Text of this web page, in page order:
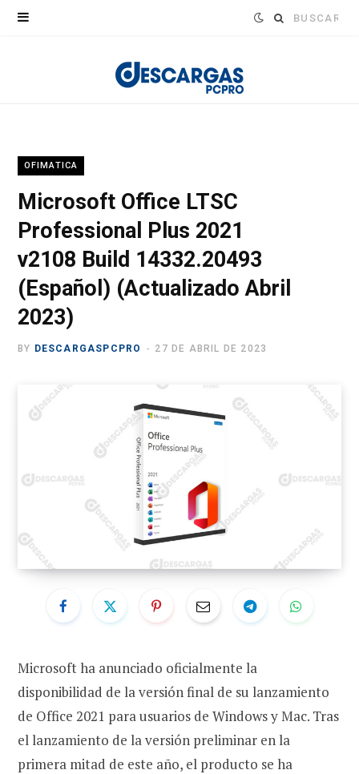
Buscar:
OFIMATICA
Microsoft Office LTSC
Professional Plus 2021
v2108 Build 14332.20493
(Español) (Actualizado Abril
2023)
BY DESCARGASPCPRO 27 DE ABRIL DE 2023
Microsoft ha anunciado oficialmente la
disponibilidad de la versión final de su lanzamiento
de Office 2021 para usuarios de Windows y Mac. Tras
el lanzamiento de la versión preliminar en la
primera mitad de este año, el producto se ha